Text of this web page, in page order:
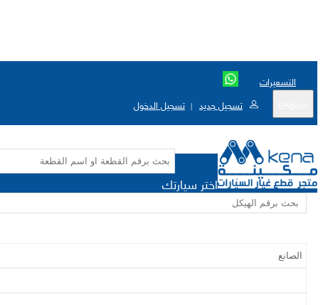
التسعيرات
تسجيل جديد | تسجيل الدخول
اختر سيارتك